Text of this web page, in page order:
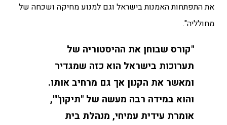
את התפתחות האמנות בישראל וגם למנוע מחיקה ושכחה של
מחולליה".
"קורס שבוחן את ההיסטוריה של
תערוכות בישראל הוא כזה שמגדיר
ומאשר את הקנון אך גם מרחיב אותו.
והוא במידה רבה מעשה של "תיקון"",
אומרת עידית עמיחי, מנהלת בית